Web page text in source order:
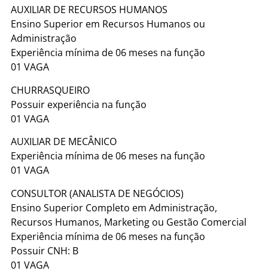
AUXILIAR DE RECURSOS HUMANOS
Ensino Superior em Recursos Humanos ou
Administração
Experiência mínima de 06 meses na função
01 VAGA
CHURRASQUEIRO
Possuir experiência na função
01 VAGA
AUXILIAR DE MECÂNICO
Experiência mínima de 06 meses na função
01 VAGA
CONSULTOR (ANALISTA DE NEGÓCIOS)
Ensino Superior Completo em Administração,
Recursos Humanos, Marketing ou Gestão Comercial
Experiência mínima de 06 meses na função
Possuir CNH: B
01 VAGA